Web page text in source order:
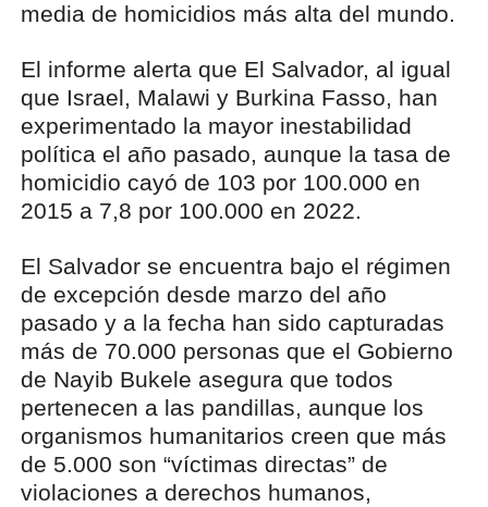
media de homicidios más alta del mundo.
El informe alerta que El Salvador, al igual
que Israel, Malawi y Burkina Fasso, han
experimentado la mayor inestabilidad
política el año pasado, aunque la tasa de
homicidio cayó de 103 por 100.000 en
2015 a 7,8 por 100.000 en 2022.
El Salvador se encuentra bajo el régimen
de excepción desde marzo del año
pasado y a la fecha han sido capturadas
más de 70.000 personas que el Gobierno
de Nayib Bukele asegura que todos
pertenecen a las pandillas, aunque los
organismos humanitarios creen que más
de 5.000 son “víctimas directas” de
violaciones a derechos humanos,